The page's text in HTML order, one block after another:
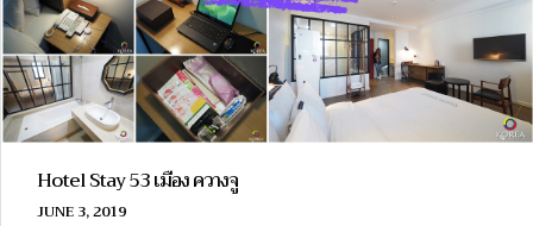
Hotel Stay 53 เมือง ควางจู
JUNE 3, 2019